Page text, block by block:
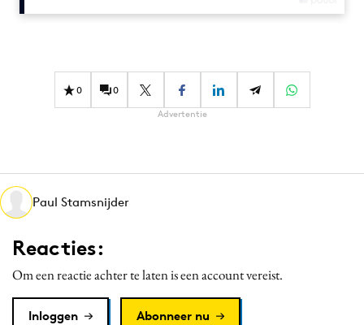
Gedragsverandering
Influencer marketing
Media
Merkstrategie
PR
Programmatic
Purpose Marketing
Reputatie & crisis
0 0
Advertentie
Paul Stamsnijder
Reacties:
Om een reactie achter te laten is een account vereist.
Inloggen Abonneer nu